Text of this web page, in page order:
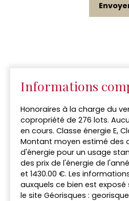
Informations
Honoraires à la charge du
copropriété de 276 lots.
en cours. Classe énergie E,
Montant moyen estimé des
d'énergie pour un usage
des prix de l'énergie de
et 1430.00 €. Les
auxquels ce bien est
le site Géorisques :